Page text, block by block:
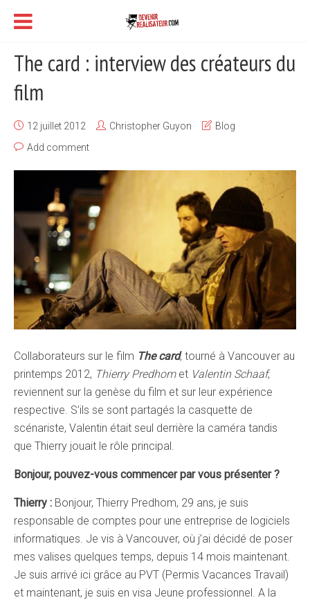
The card : interview des créateurs du
film
12 juillet 2012 Christopher Guyon
Blog
Add comment
Collaborateurs sur le film The card, tourné à Vancouver au
printemps 2012, Thierry Predhomet Valentin Schaaf,
reviennent sur la genèse du film et sur leur expérience
respective. S’ils se sont partagés la casquette de
scénariste, Valentin était seul derrière la caméra tandis
que Thierry jouait le rôle principal.
Bonjour, pouvez-vous commencer par vous présenter ?
Thierry : Bonjour, Thierry Predhom, 29 ans, je suis
responsable de comptes pour une entreprise de logiciels
informatiques. Je vis à Vancouver, où j’ai décidé de poser
mes valises quelques temps, depuis 14 mois maintenant.
Je suis arrivé ici grâce au PVT (Permis Vacances Travail)
et maintenant, je suis en visa Jeune professionnel. A la